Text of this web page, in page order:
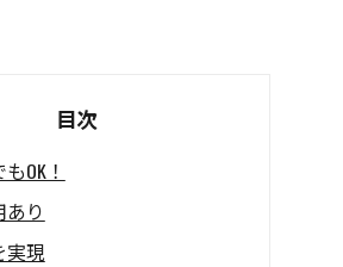
目次
OK！
り
実現